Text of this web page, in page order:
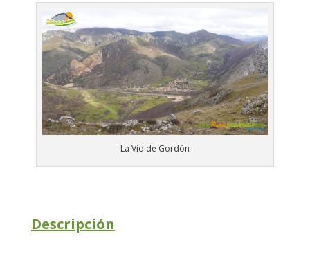
La Vid de Gordón
Descripción